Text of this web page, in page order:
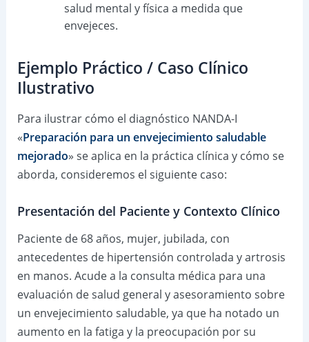
salud mental y física a medida que
envejeces.
Ejemplo Práctico / Caso Clínico
Ilustrativo
Para ilustrar cómo el diagnóstico NANDA-I
«Preparación para un envejecimiento saludable
mejorado» se aplica en la práctica clínica y cómo se
aborda, consideremos el siguiente caso:
Presentación del Paciente y Contexto Clínico
Paciente de 68 años, mujer, jubilada, con
antecedentes de hipertensión controlada y artrosis
en manos. Acude a la consulta médica para una
evaluación de salud general y asesoramiento sobre
un envejecimiento saludable, ya que ha notado un
aumento en la fatiga y la preocupación por su